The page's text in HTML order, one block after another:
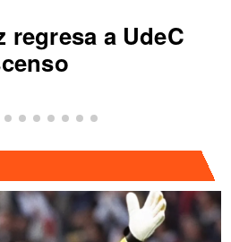
Colo Colo rompe
de Primera al